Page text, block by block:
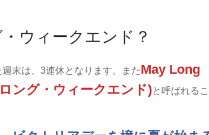
ウィークエンド？
末は、3連休となります。またMay Long
ング・ウィークエンド)と呼ばれる